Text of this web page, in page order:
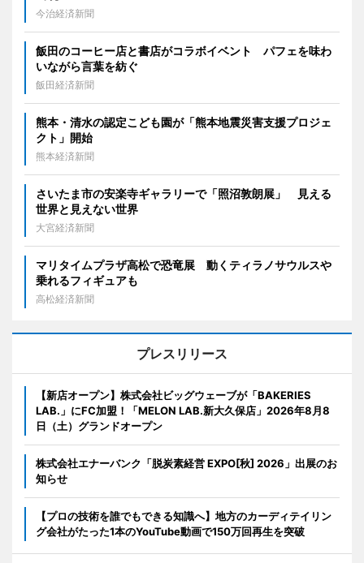
今治経済新聞
飯田のコーヒー店と書店がコラボイベント パフェを味わ
いながら言葉を紡ぐ
飯田経済新聞
熊本・清水の認定こども園が「熊本地震災害支援プロジェ
クト」開始
熊本経済新聞
さいたま市の安楽寺ギャラリーで「照沼敦朗展」 見える
世界と見えない世界
大宮経済新聞
マリタイムプラザ高松で恐竜展 動くティラノサウルスや
乗れるフィギュアも
高松経済新聞
プレスリリース
【新店オープン】株式会社ビッグウェーブが「BAKERIES
LAB.」にFC加盟！「MELON LAB.新大久保店」2026年8月8
日（土）グランドオープン
株式会社エナーバンク「脱炭素経営 EXPO[秋] 2026」出展のお
知らせ
【プロの技術を誰でもできる知識へ】地方のカーディテイリン
グ会社がたった1本のYouTube動画で150万回再生を突破